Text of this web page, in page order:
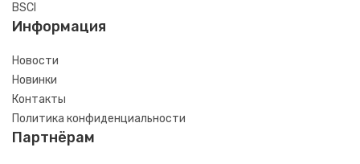
BSCI
Информация
Новости
Новинки
Контакты
Политика конфиденциальности
Партнёрам